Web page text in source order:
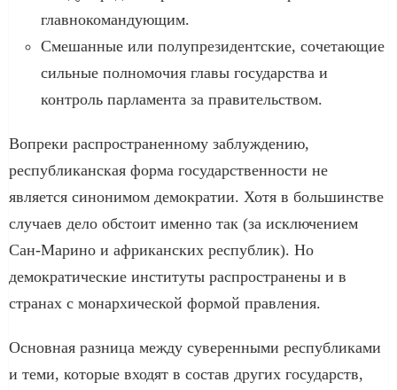
главнокомандующим.
Смешанные или полупрезидентские, сочетающие
сильные полномочия главы государства и
контроль парламента за правительством.
Вопреки распространенному заблуждению,
республиканская форма государственности не
является синонимом демократии. Хотя в большинстве
случаев дело обстоит именно так (за исключением
Сан-Марино и африканских республик). Но
демократические институты распространены и в
странах с монархической формой правления.
Основная разница между суверенными республиками
и теми, которые входят в состав других государств,